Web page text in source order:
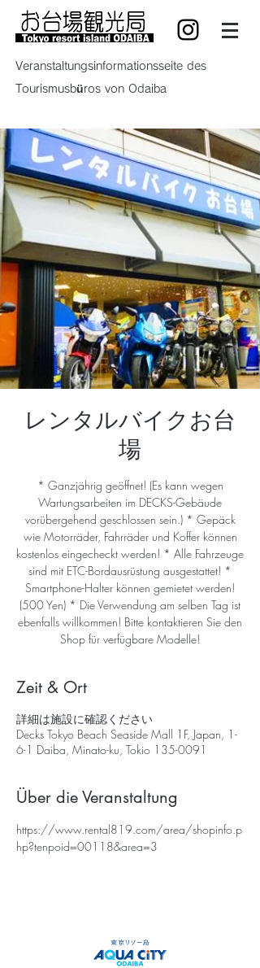
Veranstaltungsinformationsseite des
Tourismusbüros von Odaiba
レンタルバイクお台
場
* Ganzjährig geöffnet! (Es kann wegen
Wartungsarbeiten im DECKS-Gebäude
vorübergehend geschlossen sein.) * Gepäck
wie Motorräder, Fahrräder und Koffer können
kostenlos eingecheckt werden! * Alle Fahrzeuge
sind mit ETC-Bordausrüstung ausgestattet! *
Smartphone-Halter können gemietet werden!
(500 Yen) * Die Verwendung am selben Tag ist
ebenfalls willkommen! Bitte kontaktieren Sie den
Shop für verfügbare Modelle!
Zeit & Ort
詳細は施設に確認ください
Decks Tokyo Beach Seaside Mall 1F, Japan, 1-
6-1 Daiba, Minato-ku, Tokio 135-0091
Über die Veranstaltung
https://www.rental819.com/area/shopinfo.p
hp?tenpoid=00118&area=3